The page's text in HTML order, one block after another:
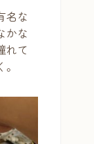
名な
かな
れて